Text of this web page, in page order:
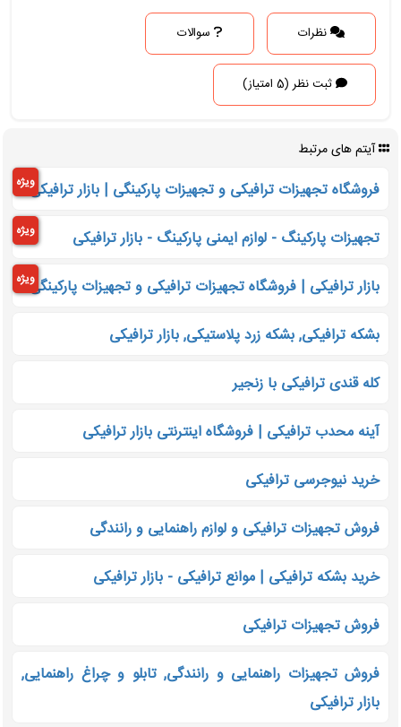
نظرات سوالات
ثبت نظر (5 امتیاز)
آیتم های مرتبط
فروشگاه تجهیزات ترافیکی و تجهیزات پارکینگی | بازار ترافیکیویژه
تجهیزات پارکینگ - لوازم ایمنی پارکینگ - بازار ترافیکی ویژه
بازار ترافیکی | فروشگاه تجهیزات ترافیکی و تجهیزات پارکینگیویژه
بشکه ترافیکی, بشکه زرد پلاستیکی, بازار ترافیکی
کله قندی ترافیکی با زنجیر
آینه محدب ترافیکی | فروشگاه اینترنتی بازار ترافیکی
خرید نیوجرسی ترافیکی
فروش تجهیزات ترافیکی و لوازم راهنمایی و رانندگی
خرید بشکه ترافیکی | موانع ترافیکی - بازار ترافیکی
فروش تجهیزات ترافیکی
فروش تجهیزات راهنمایی و رانندگی, تابلو و چراغ راهنمایی,
بازار ترافیکی